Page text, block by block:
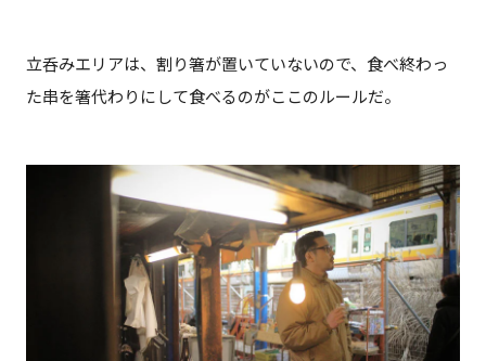
立呑みエリアは、割り箸が置いていないので、食べ終わっ
た串を箸代わりにして食べるのがここのルールだ。